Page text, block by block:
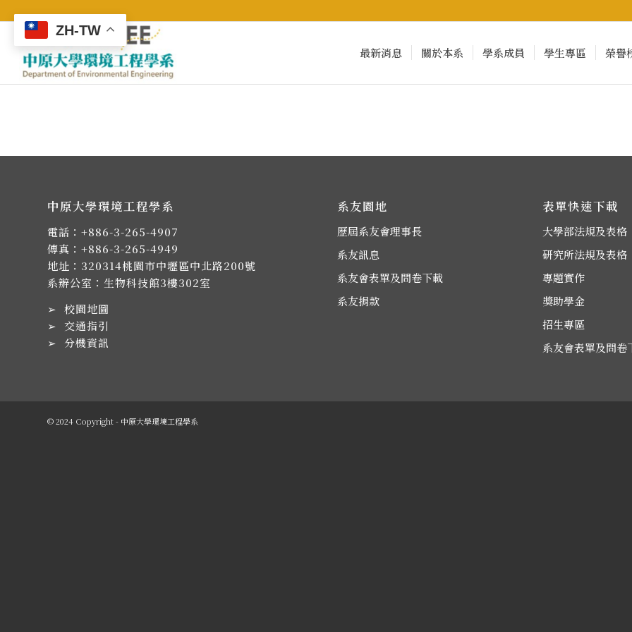
最新消息 關於本系 學系成員 學生專區 榮譽
中原大學環境工程學系
電話： +886-3-265-4907
傳真：+886-3-265-4949
地址： 320314桃園市中壢區中北路200號
系辦公室：生物科技館3樓302室
➢ 校園地圖
➢ 交通指引
➢ 分機資訊
系友園地
歷屆系友會理事長
系友訊息
系友會表單及問卷下載
系友捐款
表單快速下載
大學部法規及表格
研究所法規及表格
專題實作
獎助學金
招生專區
系友會表單及問卷
© 2024 Copyright - 中原大學環境工程學系
ZH-TW